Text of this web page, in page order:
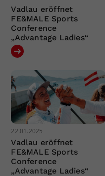
Vadlau eröffnet
FE&MALE Sports
Conference
„Advantage Ladies“
22.01.2025
Vadlau eröffnet
FE&MALE Sports
Conference
„Advantage Ladies“